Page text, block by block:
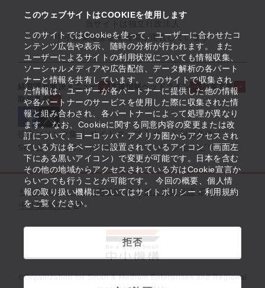
このウェブサイトはCOOKIEを使用します
このサイトではCookieを使って、ユーザーに合わせたコ
ンテンツ広告や表示、随時の分析が行われます。 また
ユーザーによるサイトの利用状況についても情報収集、
ソーシャルメディアや広告配信、データ解析の各パート
ナーと情報を共有しています。 このサイトで収集され
た情報は、ユーザーが各パートナーに提供した他の情報
や各パートナーのサービスを使用した際に収集された情
報と組み合わされ、各パートナーによって処理が異なり
ます。 なお、Cookieに関する同意内容の変更または改
訂について、ヨーロッパ・アメリカ圏からアクセスされ
ている方は各ページに設置されているアイコン（画面左
下にある黒いアイコン）で変更が可能です。日本を含む
その他の地域からアクセスされている方はCookie宣言か
らいつでも行うことが可能です。 今回の概要、個人情
報の取り扱い機構についてはサイトポリシー・利用規約
をご覧ください。
拒否
中小企業基盤整備機構が運営しています
経営課題解決メニュー 支援情報ヘッドライン
起業支援
取組事例
役立つリンク集 サイトマップ
サイト利用条件
SNS公式アカウント一覧
ウェブアクセシビリティ
サイトポリシー・利用規約
個人情報保護
中小機構とは
©Organization for Small & Medium Enterprises and Regional